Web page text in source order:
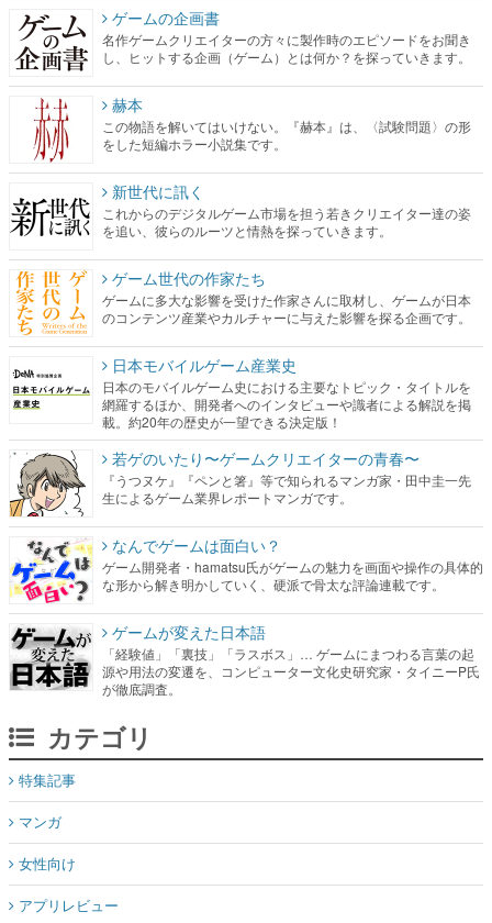
ゲームの企画書
名作ゲームクリエイターの方々に製作時のエピソードをお聞き
し、ヒットする企画（ゲーム）とは何か？を探っていきます。
赫本
この物語を解いてはいけない。『赫本』は、〈試験問題〉の形
をした短編ホラー小説集です。
新世代に訊く
これからのデジタルゲーム市場を担う若きクリエイター達の姿
を追い、彼らのルーツと情熱を探っていきます。
ゲーム世代の作家たち
ゲームに多大な影響を受けた作家さんに取材し、ゲームが日本
のコンテンツ産業やカルチャーに与えた影響を探る企画です。
日本モバイルゲーム産業史
日本のモバイルゲーム史における主要なトピック・タイトルを
網羅するほか、開発者へのインタビューや識者による解説を掲
載。約20年の歴史が一望できる決定版！
若ゲのいたり〜ゲームクリエイターの青春〜
『うつヌケ』『ペンと箸』等で知られるマンガ家・田中圭一先
生によるゲーム業界レポートマンガです。
なんでゲームは面白い？
ゲーム開発者・hamatsu氏がゲームの魅力を画面や操作の具体的
な形から解き明かしていく、硬派で骨太な評論連載です。
ゲームが変えた日本語
「経験値」「裏技」「ラスボス」… ゲームにまつわる言葉の起
源や用法の変遷を、コンピューター文化史研究家・タイニーP氏
が徹底調査。
カテゴリ
特集記事
マンガ
女性向け
アプリレビュー